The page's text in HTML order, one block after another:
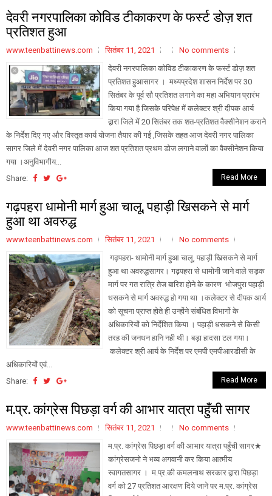
देवरी नगरपालिका कोविड टीकाकरण के फर्स्ट डोज़ शत
प्रतिशत हुआ
www.teenbattinews.com सितंबर 11, 2021
No comments
देवरी नगरपालिका कोविड टीकाकरण के फर्स्ट डोज़ शत
प्रतिशत हुआसागर । मध्यप्रदेश शासन निर्देश पर 30
सितंबर के पूर्व सौ प्रतिशत लगाने का महा अभियान प्रारंभ
किया गया है जिसके परिपेक्ष में कलेक्टर श्री दीपक आर्य
द्वारा जिले में 20 सितंबर तक शत-प्रतिशत वैक्सीनेशन कराने
के निर्देश दिए गए और विस्तृत कार्य योजना तैयार की गई ,जिसके तहत आज देवरी नगर पालिका
सागर जिले में देवरी नगर पालिका आज शत प्रतिशत प्रथम डोज लगाने वालों का वैक्सीनेशन किया
गया ।अनुविभागीय...
Share:
Read More
गढ़पहरा धामोनी मार्ग हुआ चालू, पहाड़ी खिसकने से मार्ग
हुआ था अवरुद्ध
www.teenbattinews.com सितंबर 11, 2021
No comments
गढ़पहरा- धामोनी मार्ग हुआ चालू, पहाड़ी खिसकने से मार्ग
हुआ था अवरुद्धसागर। गढ़पहरा से धामोनी जाने वाले सड़क
मार्ग पर गत रात्रि तेज बारिश होने के कारण भोजपुरा पहाड़ी
धसकने से मार्ग अवरुद्ध हो गया था ।कलेक्टर से दीपक आर्य
को सूचना प्राप्त होते ही उन्होंने संबंधित विभागों के
अधिकारियों को निर्देशित किया । पहाड़ी धसकने से किसी
तरह की जनधन हानि नही थी। बड़ा हादसा टल गया।
कलेक्टर श्री आर्य के निर्देश पर एमपी एमपीआरडीसी के
अधिकारियों एवं...
Share:
Read More
म.प्र. कांग्रेस पिछड़ा वर्ग की आभार यात्रा पहुँची सागर
www.teenbattinews.com सितंबर 11, 2021
No comments
म.प्र. कांग्रेस पिछड़ा वर्ग की आभार यात्रा पहुँची सागर★
कांग्रेसजनो ने भव्य अगवानी कर किया आत्मीय
स्वागतसागर । म.प्र.की कमलनाथ सरकार द्वारा पिछड़ा
वर्ग को 27 प्रतिशत आरक्षण दिये जाने पर म.प्र. कांग्रेस